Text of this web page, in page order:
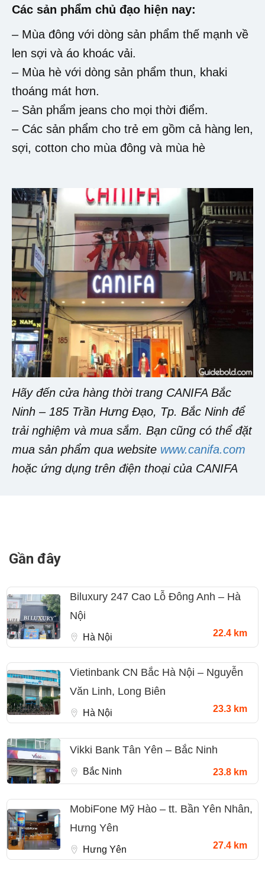
Các sản phẩm chủ đạo hiện nay:
– Mùa đông với dòng sản phẩm thế mạnh về
len sợi và áo khoác vải.
– Mùa hè với dòng sản phẩm thun, khaki
thoáng mát hơn.
– Sản phẩm jeans cho mọi thời điểm.
– Các sản phẩm cho trẻ em gồm cả hàng len,
sợi, cotton cho mùa đông và mùa hè
Hãy đến cửa hàng thời trang CANIFA Bắc
Ninh – 185 Trần Hưng Đạo, Tp. Bắc Ninh để
trải nghiệm và mua sắm. Bạn cũng có thể đặt
mua sản phẩm qua website www.canifa.com
hoặc ứng dụng trên điện thoại của CANIFA
Gần đây
Biluxury 247 Cao Lỗ Đông Anh – Hà
Nội
Hà Nội 22.4 km
Vietinbank CN Bắc Hà Nội – Nguyễn
Văn Linh, Long Biên
Hà Nội 23.3 km
Vikki Bank Tân Yên – Bắc Ninh
Bắc Ninh 23.8 km
MobiFone Mỹ Hào – tt. Bần Yên Nhân,
Hưng Yên
Hưng Yên 27.4 km